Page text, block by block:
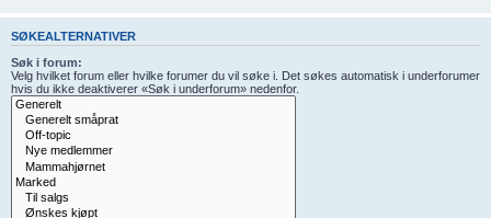
SØKEALTERNATIVER
Søk i forum:
Velg hvilket forum eller hvilke forumer du vil søke i. Det søkes automatisk i underforumer
hvis du ikke deaktiverer «Søk i underforum» nedenfor.